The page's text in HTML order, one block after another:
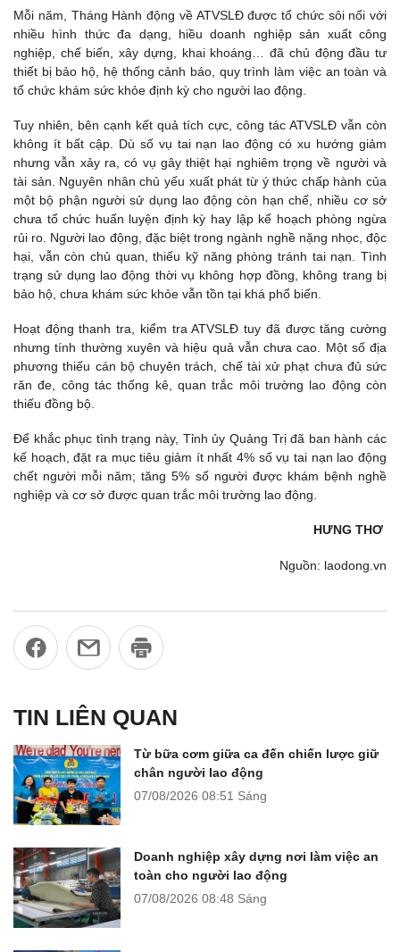
Mỗi năm, Tháng Hành động về ATVSLĐ được tổ chức sôi nổi với
nhiều hình thức đa dạng, hiều doanh nghiệp sản xuất công
nghiệp, chế biến, xây dựng, khai khoáng… đã chủ động đầu tư
thiết bị bảo hộ, hệ thống cảnh báo, quy trình làm việc an toàn và
tổ chức khám sức khỏe định kỳ cho người lao động.
Tuy nhiên, bên cạnh kết quả tích cực, công tác ATVSLĐ vẫn còn
không ít bất cập. Dù số vụ tai nạn lao động có xu hướng giảm
nhưng vẫn xảy ra, có vụ gây thiệt hại nghiêm trọng về người và
tài sản. Nguyên nhân chủ yếu xuất phát từ ý thức chấp hành của
một bộ phận người sử dụng lao động còn hạn chế, nhiều cơ sở
chưa tổ chức huấn luyện định kỳ hay lập kế hoạch phòng ngừa
rủi ro. Người lao động, đặc biệt trong ngành nghề nặng nhọc, độc
hại, vẫn còn chủ quan, thiếu kỹ năng phòng tránh tai nạn. Tình
trạng sử dụng lao động thời vụ không hợp đồng, không trang bị
bảo hộ, chưa khám sức khỏe vẫn tồn tại khá phổ biến.
Hoạt động thanh tra, kiểm tra ATVSLĐ tuy đã được tăng cường
nhưng tính thường xuyên và hiệu quả vẫn chưa cao. Một số địa
phương thiếu cán bộ chuyên trách, chế tài xử phạt chưa đủ sức
răn đe, công tác thống kê, quan trắc môi trường lao động còn
thiếu đồng bộ.
Để khắc phục tình trạng này, Tỉnh ủy Quảng Trị đã ban hành các
kế hoạch, đặt ra mục tiêu giảm ít nhất 4% số vụ tai nạn lao động
chết người mỗi năm; tăng 5% số người được khám bệnh nghề
nghiệp và cơ sở được quan trắc môi trường lao động.
HƯNG THƠ
Nguồn: laodong.vn
TIN LIÊN QUAN
Từ bữa cơm giữa ca đến chiến lược giữ
chân người lao động
07/08/2026 08:51 Sáng
Doanh nghiệp xây dựng nơi làm việc an
toàn cho người lao động
07/08/2026 08:48 Sáng